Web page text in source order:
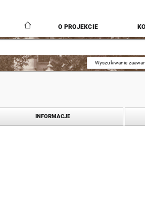
O PROJEKCIE
Wyszukiwanie
INFORMACJE